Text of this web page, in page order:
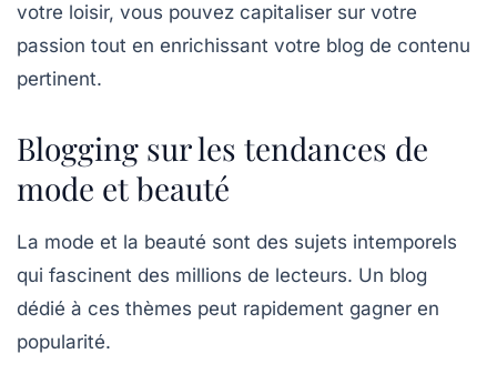
votre loisir, vous pouvez capitaliser sur votre
passion tout en enrichissant votre blog de contenu
pertinent.
Blogging sur les tendances de
mode et beauté
La mode et la beauté sont des sujets intemporels
qui fascinent des millions de lecteurs. Un blog
dédié à ces thèmes peut rapidement gagner en
popularité.